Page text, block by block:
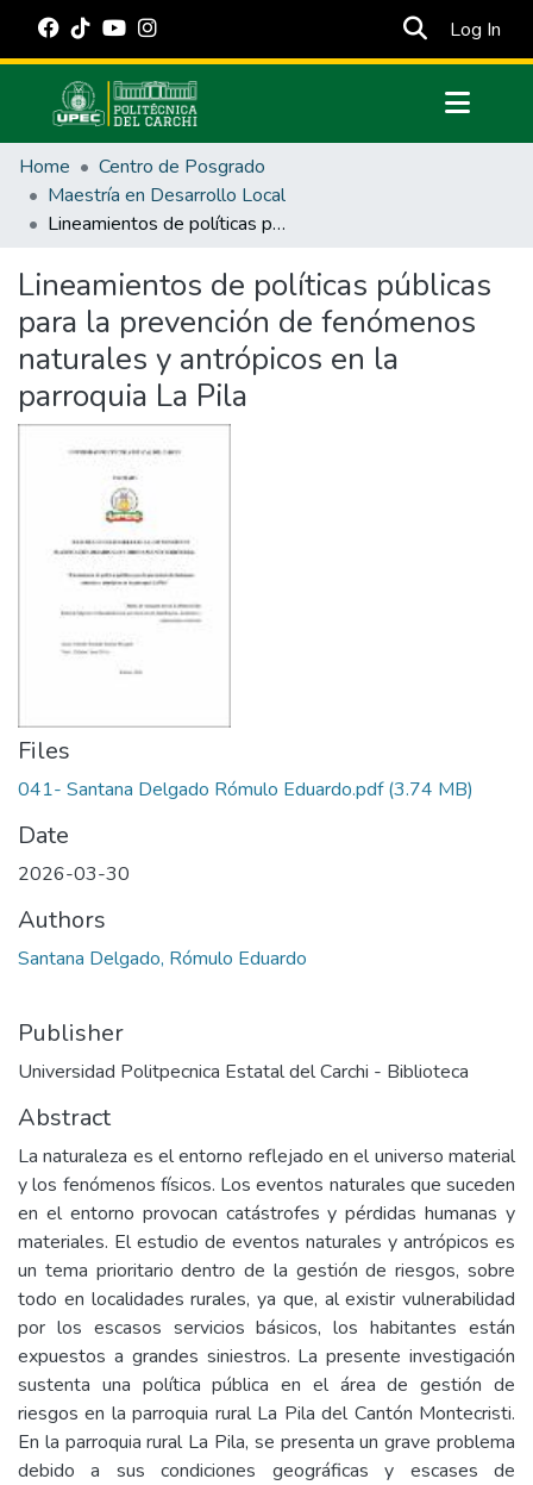
Log In
Communities & Collections
All of DSpace
Statistics
Estadísticas Externas
Manuales
Home
Centro de Posgrado
Maestría en Desarrollo Local
Lineamientos de políticas públicas para la prevención de fenómenos naturales y antrópicos en la parroquia La Pila
Lineamientos de políticas públicas
para la prevención de fenómenos
naturales y antrópicos en la
parroquia La Pila
Files
041- Santana Delgado Rómulo Eduardo.pdf(3.74 MB)
Date
2026-03-30
Authors
Santana Delgado, Rómulo Eduardo
Publisher
Universidad Politpecnica Estatal del Carchi - Biblioteca
Abstract
La naturaleza es el entorno reflejado en el universo material
y los fenómenos físicos. Los eventos naturales que suceden
en el entorno provocan catástrofes y pérdidas humanas y
materiales. El estudio de eventos naturales y antrópicos es
un tema prioritario dentro de la gestión de riesgos, sobre
todo en localidades rurales, ya que, al existir vulnerabilidad
por los escasos servicios básicos, los habitantes están
expuestos a grandes siniestros. La presente investigación
sustenta una política pública en el área de gestión de
riesgos en la parroquia rural La Pila del Cantón Montecristi.
En la parroquia rural La Pila, se presenta un grave problema
debido a sus condiciones geográficas y escases de